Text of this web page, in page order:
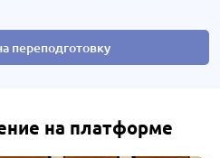
переподготовку
на платформе